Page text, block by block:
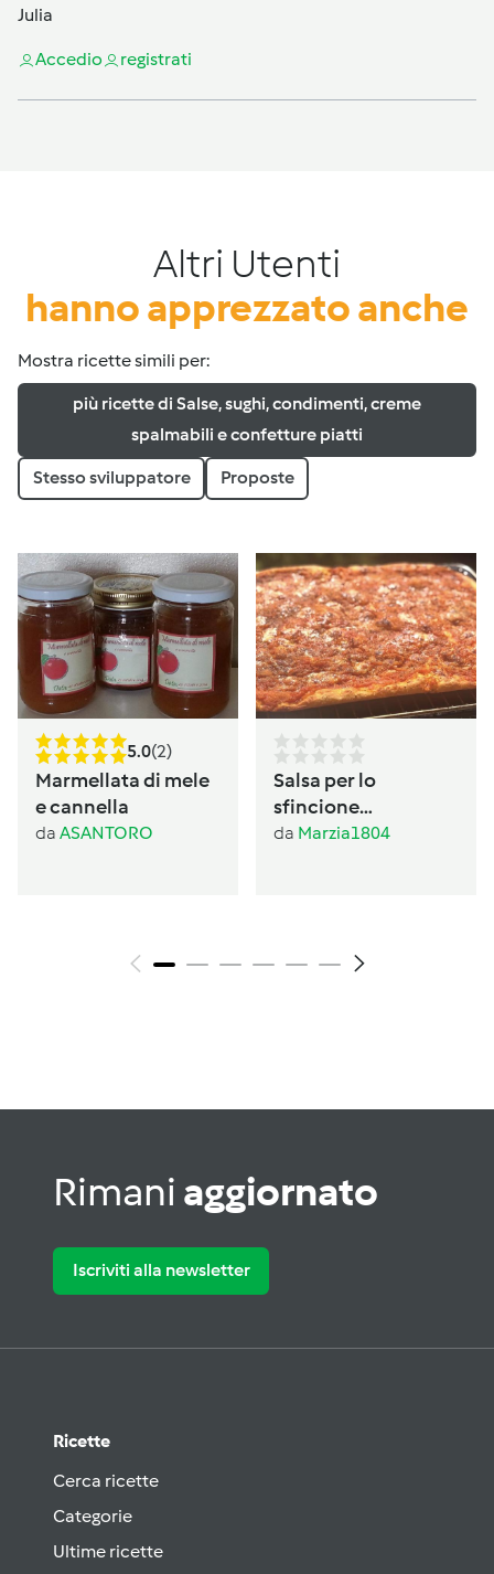
Julia
Accedio registrati
Altri Utenti
hanno apprezzato anche
Mostra ricette simili per:
più ricette di Salse, sughi, condimenti, creme
spalmabili e confetture piatti
Stesso sviluppatore Proposte
5.0(2)
Marmellata di mele
e cannella
da ASANTORO
Salsa per lo
sfincione
palermitano
da Marzia1804
Rimani aggiornato
Iscriviti alla newsletter
Ricette
Cerca ricette
Categorie
Ultime ricette